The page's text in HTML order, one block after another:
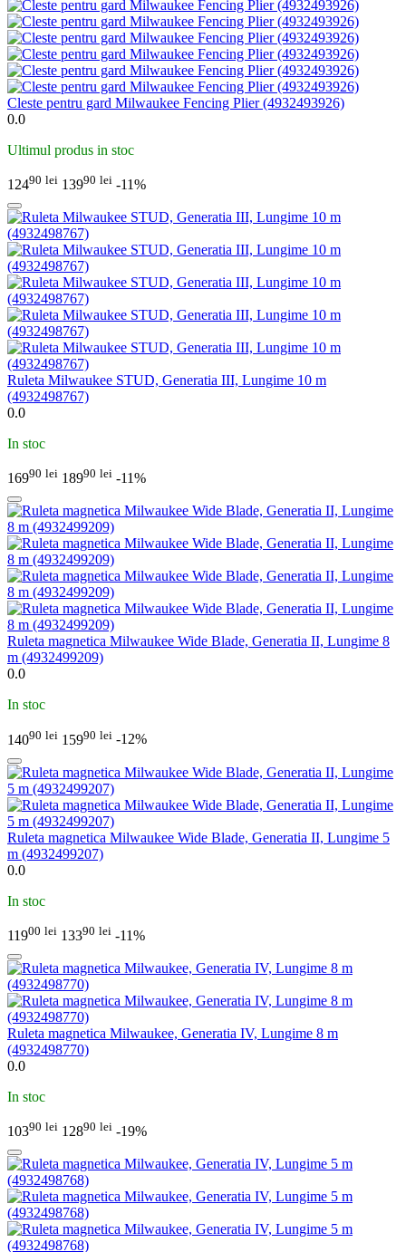
Cleste pentru gard Milwaukee Fencing Plier (4932493926)
0.0
Ultimul produs in stoc
12490 lei 13990 lei -11%
Ruleta Milwaukee STUD, Generatia III, Lungime 10 m
(4932498767)
0.0
In stoc
16990 lei 18990 lei -11%
Ruleta magnetica Milwaukee Wide Blade, Generatia II, Lungime 8
m (4932499209)
0.0
In stoc
14090 lei 15990 lei -12%
Ruleta magnetica Milwaukee Wide Blade, Generatia II, Lungime 5
m (4932499207)
0.0
In stoc
11900 lei 13390 lei -11%
Ruleta magnetica Milwaukee, Generatia IV, Lungime 8 m
(4932498770)
0.0
In stoc
10390 lei 12890 lei -19%